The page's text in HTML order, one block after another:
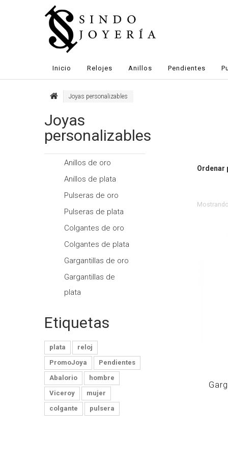
Inicio Relojes Anillos Pendientes
Joyas personalizables
Ordenar
Joyas
personalizables
Anillos de oro
Anillos de plata
Pulseras de oro
Pulseras de plata
Colgantes de oro
Colgantes de plata
Gargantillas de oro
Gargantillas de
plata
Etiquetas
plata
reloj
PromoJoya
Pendientes
Abalorio
hombre
Viceroy
mujer
colgante
pulsera